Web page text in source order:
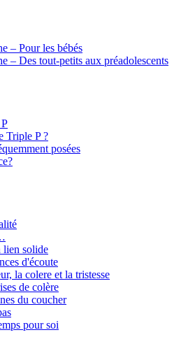
– Pour les bébés
– Des tout-petits aux préadolescents
Triple P ?
posées
solide
d'écoute
la colere et la tristesse
de colère
du coucher
pour soi